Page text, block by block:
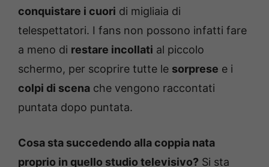
conquistare i cuori di migliaia di
telespettatori. I fans non possono infatti fare
a meno di restare incollati al piccolo
schermo, per scoprire tutte le sorprese e i
colpi di scena che vengono raccontati
puntata dopo puntata.
Cosa sta succedendo alla coppia nata
proprio in quello studio televisivo? Si sta